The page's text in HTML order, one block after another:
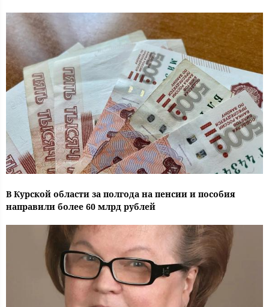
В Курской области за полгода на пенсии и пособия
направили более 60 млрд рублей